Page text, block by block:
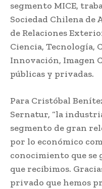
segmento MICE,
Sociedad Chilena
de Relaciones
Ciencia, Tecnología,
Innovación, Imagen
públicas y privadas.
Para Cristóbal
Sernatur, “la
segmento de gran
por lo económico
conocimiento que se
que recibimos.
privado que hemos